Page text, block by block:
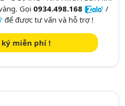
Gọi 0934.498.168
/
để được tư vấn và hỗ trợ !
miễn phí !